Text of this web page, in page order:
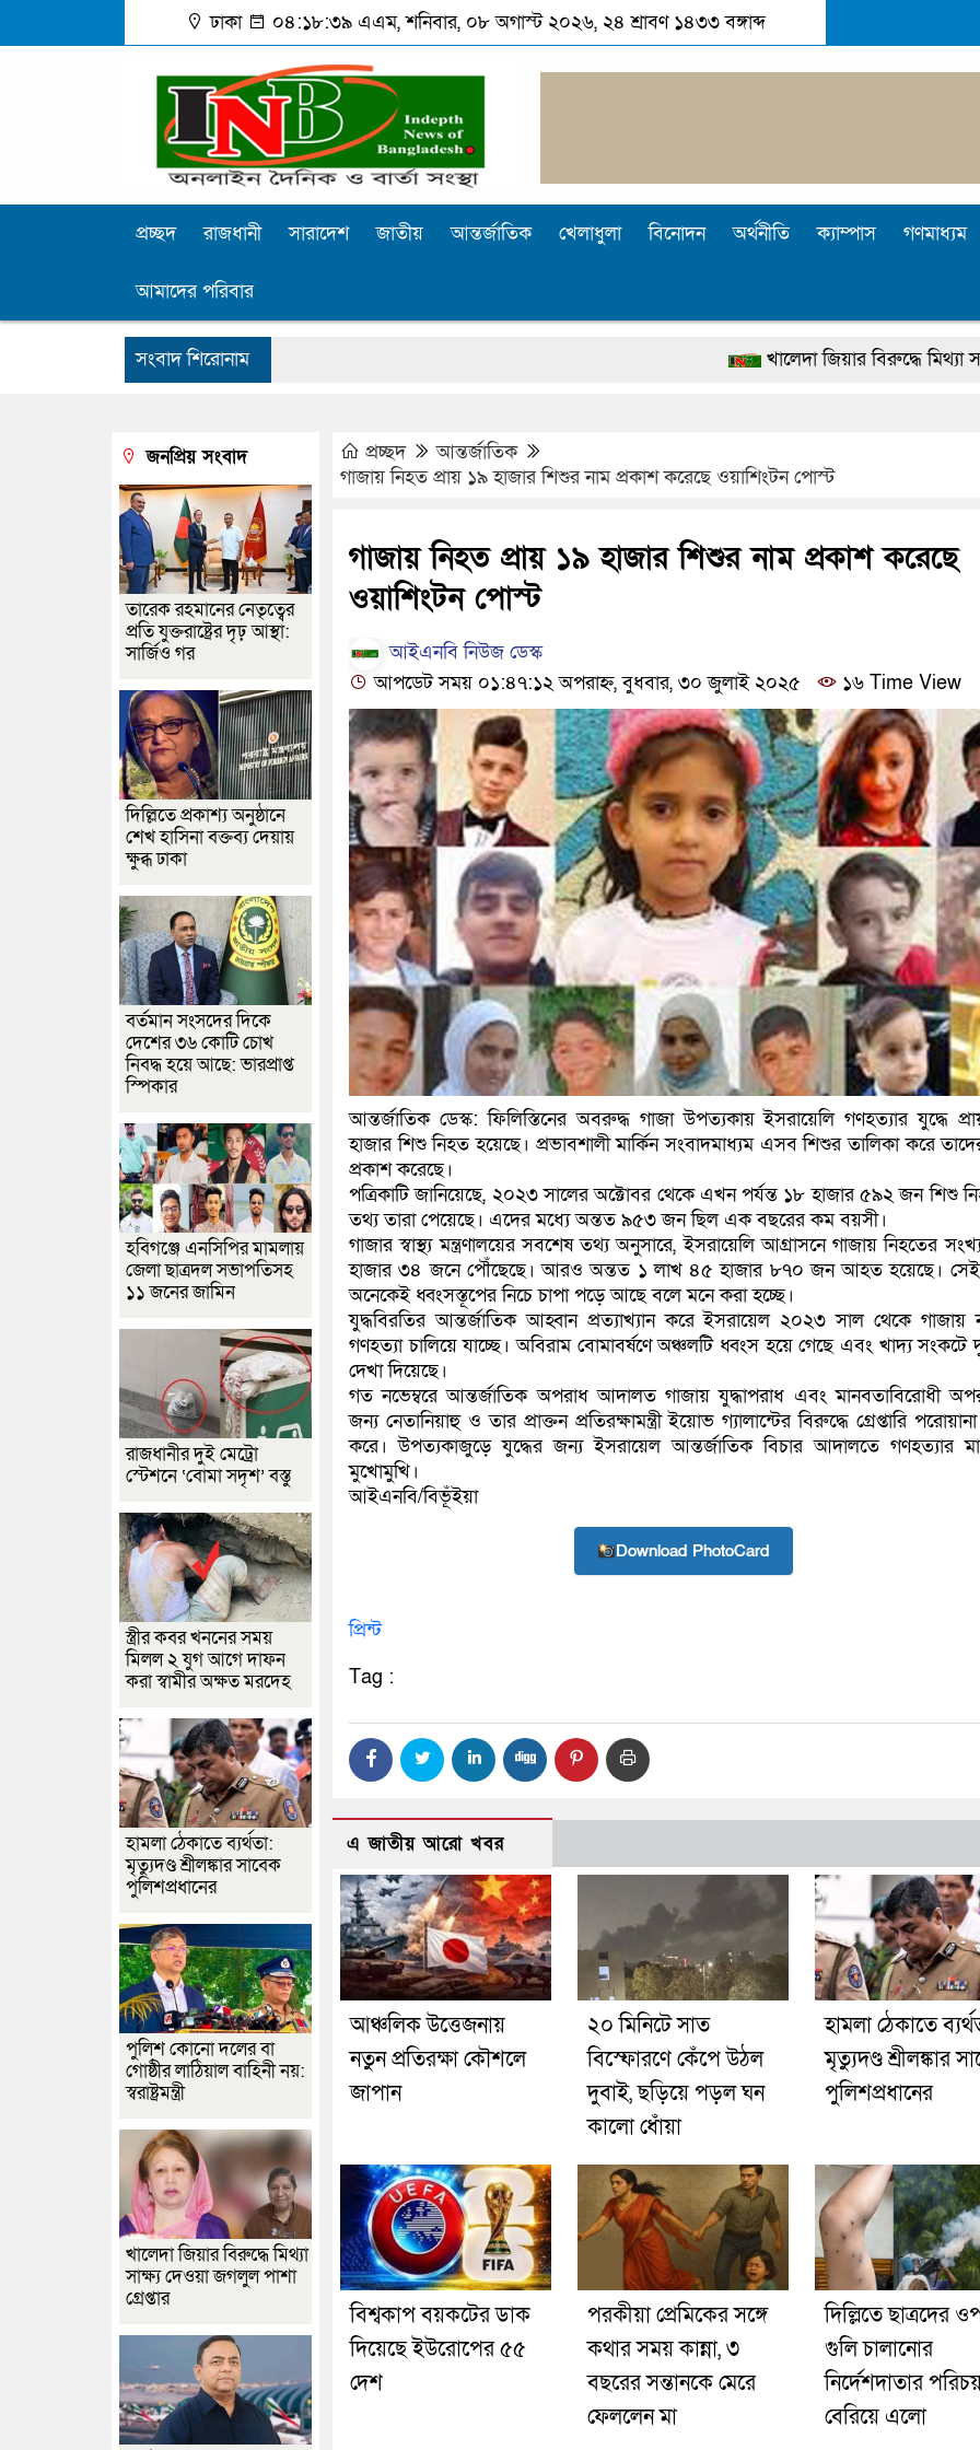
ঢাকা ০৪:১৮:৪০ এএম, শনিবার, ০৮ অগাস্ট ২০২৬, ২৪ শ্রাবণ ১৪৩৩ বঙ্গাব্দ
প্রচ্ছদ রাজধানী সারাদেশ জাতীয় আন্তর্জাতিক খেলাধুলা বিনোদন অর্থনীতি ক্যাম্পাস গণমাধ্যম
আমাদের পরিবার
সংবাদ শিরোনাম খালেদা জিয়ার বিরুদ্ধে মিথ্যা সাক্ষ্য
পুলিশ কোনো দলের বা গোষ্ঠীর লাঠিয়াল
ঢাকার চারপাশে সচল হবে নৌপথ,
আদালতকে বলতে চাইলাম ফাঁসি দিয়ে
প্রচ্ছদ
আন্তর্জাতিক
গাজায় নিহত প্রায় ১৯ হাজার শিশুর নাম প্রকাশ করেছে ওয়াশিংটন পোস্ট
গাজায় নিহত প্রায় ১৯ হাজার শিশুর নাম প্রকাশ করেছে
ওয়াশিংটন পোস্ট
আইএনবি নিউজ ডেস্ক
আপডেট সময় ০১:৪৭:১২ অপরাহ্ন, বুধবার, ৩০ জুলাই ২০২৫
১৬ Time View
আন্তর্জাতিক ডেস্ক: ফিলিস্তিনের অবরুদ্ধ গাজা উপত্যকায় ইসরায়েলি গণহত্যার যুদ্ধে
হাজার শিশু নিহত হয়েছে। প্রভাবশালী মার্কিন সংবাদমাধ্যম এসব শিশুর তালিকা করে
প্রকাশ করেছে।
পত্রিকাটি জানিয়েছে, ২০২৩ সালের অক্টোবর থেকে এখন পর্যন্ত ১৮ হাজার ৫৯২ জন শিশু
তথ্য তারা পেয়েছে। এদের মধ্যে অন্তত ৯৫৩ জন ছিল এক বছরের কম বয়সী।
গাজার স্বাস্থ্য মন্ত্রণালয়ের সবশেষ তথ্য অনুসারে, ইসরায়েলি আগ্রাসনে গাজায় নিহতের
হাজার ৩৪ জনে পৌঁছেছে। আরও অন্তত ১ লাখ ৪৫ হাজার ৮৭০ জন আহত হয়েছে। সেই
অনেকেই ধ্বংসস্তূপের নিচে চাপা পড়ে আছে বলে মনে করা হচ্ছে।
যুদ্ধবিরতির আন্তর্জাতিক আহ্বান প্রত্যাখ্যান করে ইসরায়েল ২০২৩ সাল থেকে গাজায়
গণহত্যা চালিয়ে যাচ্ছে। অবিরাম বোমাবর্ষণে অঞ্চলটি ধ্বংস হয়ে গেছে এবং খাদ্য সংকটে
দেখা দিয়েছে।
গত নভেম্বরে আন্তর্জাতিক অপরাধ আদালত গাজায় যুদ্ধাপরাধ এবং মানবতাবিরোধী
জন্য নেতানিয়াহু ও তার প্রাক্তন প্রতিরক্ষামন্ত্রী ইয়োভ গ্যালান্টের বিরুদ্ধে গ্রেপ্তারি
করে। উপত্যকাজুড়ে যুদ্ধের জন্য ইসরায়েল আন্তর্জাতিক বিচার আদালতে গণহত্যার
মুখোমুখি।
আইএনবি/বিভূঁইয়া
Download PhotoCard
প্রিন্ট
Tag :
এ জাতীয় আরো খবর
আঞ্চলিক উত্তেজনায়
নতুন প্রতিরক্ষা কৌশলে
জাপান
২০ মিনিটে সাত
বিস্ফোরণে কেঁপে উঠল
দুবাই, ছড়িয়ে পড়ল ঘন
কালো ধোঁয়া
হামলা ঠেকাতে
মৃত্যুদণ্ড শ্রীলঙ্কার
পুলিশপ্রধানের
বিশ্বকাপ বয়কটের ডাক
দিয়েছে ইউরোপের ৫৫
দেশ
পরকীয়া প্রেমিকের সঙ্গে
কথার সময় কান্না, ৩
বছরের সন্তানকে মেরে
ফেললেন মা
দিল্লিতে ছাত্রদের
গুলি চালানোর
নির্দেশদাতার
বেরিয়ে এলো
জনপ্রিয় সংবাদ
তারেক রহমানের নেতৃত্বের
প্রতি যুক্তরাষ্ট্রের দৃঢ় আস্থা:
সার্জিও গর
দিল্লিতে প্রকাশ্য অনুষ্ঠানে
শেখ হাসিনা বক্তব্য দেয়ায়
ক্ষুব্ধ ঢাকা
বর্তমান সংসদের দিকে
দেশের ৩৬ কোটি চোখ
নিবদ্ধ হয়ে আছে: ভারপ্রাপ্ত
স্পিকার
হবিগঞ্জে এনসিপির মামলায়
জেলা ছাত্রদল সভাপতিসহ
১১ জনের জামিন
রাজধানীর দুই মেট্রো
স্টেশনে ‘বোমা সদৃশ’ বস্তু
স্ত্রীর কবর খননের সময়
মিলল ২ যুগ আগে দাফন
করা স্বামীর অক্ষত মরদেহ
হামলা ঠেকাতে ব্যর্থতা:
মৃত্যুদণ্ড শ্রীলঙ্কার সাবেক
পুলিশপ্রধানের
পুলিশ কোনো দলের বা
গোষ্ঠীর লাঠিয়াল বাহিনী নয়:
স্বরাষ্ট্রমন্ত্রী
খালেদা জিয়ার বিরুদ্ধে মিথ্যা
সাক্ষ্য দেওয়া জগলুল পাশা
গ্রেপ্তার